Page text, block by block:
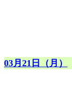
03月21日（月）